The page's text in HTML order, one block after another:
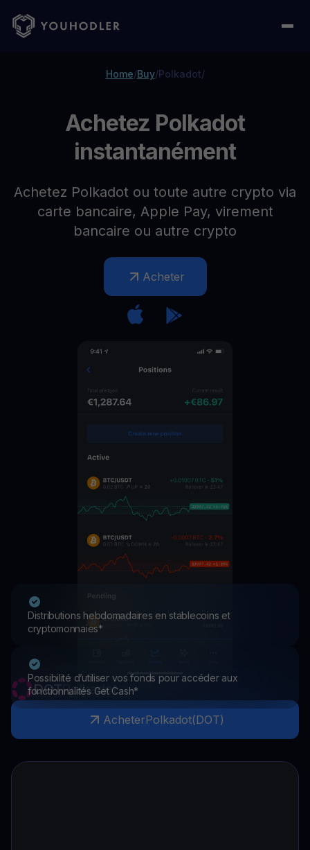
Home/Buy/Polkadot/
Achetez Polkadot
instantanément
Achetez Polkadot ou toute autre crypto via
carte bancaire, Apple Pay, virement
bancaire ou autre crypto
Acheter
Distributions hebdomadaires en stablecoins et
cryptomonnaies*
Possibilité d’utiliser vos fonds pour accéder aux
fonctionnalités Get Cash*
DOTPolkadot
AcheterPolkadot(DOT)